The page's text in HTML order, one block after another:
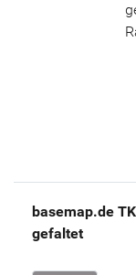
basemap.de
gefaltet